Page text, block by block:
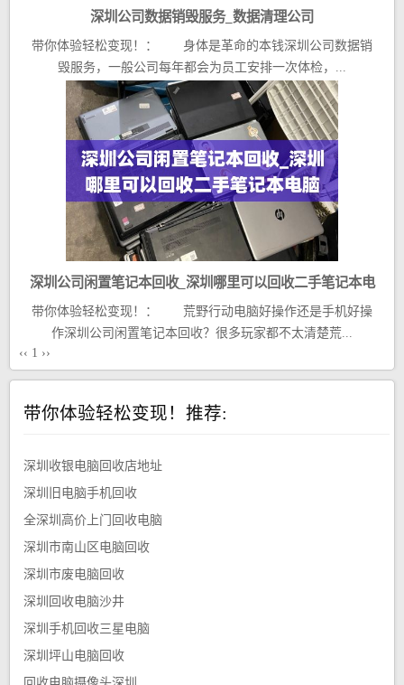
深圳公司数据销毁服务_数据清理公司
带你体验轻松变现！： 身体是革命的本钱深圳公司数据销
毁服务，一般公司每年都会为员工安排一次体检，...
深圳公司闲置笔记本回收_深圳哪里可以回收二手笔记本电
脑
带你体验轻松变现！： 荒野行动电脑好操作还是手机好操
作深圳公司闲置笔记本回收？很多玩家都不太清楚荒...
‹‹ 1 ››
带你体验轻松变现！推荐:
深圳收银电脑回收店地址
深圳旧电脑手机回收
全深圳高价上门回收电脑
深圳市南山区电脑回收
深圳市废电脑回收
深圳回收电脑沙井
深圳手机回收三星电脑
深圳坪山电脑回收